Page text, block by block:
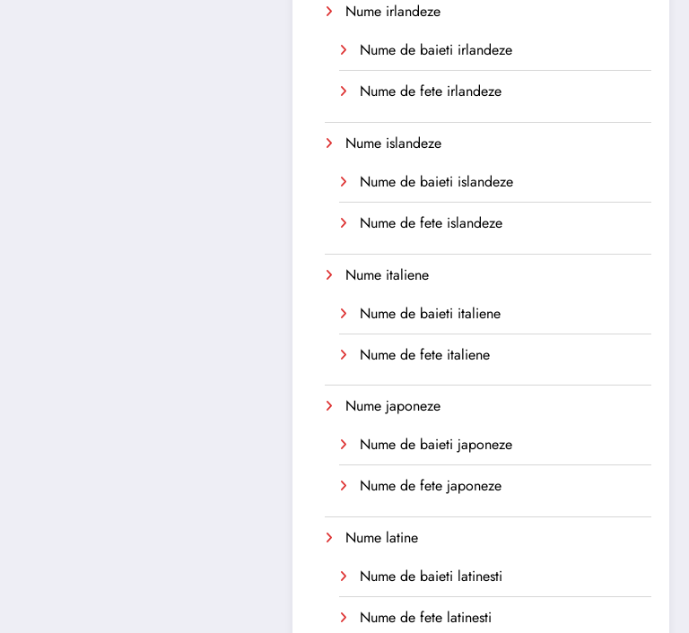
Nume irlandeze
Nume de baieti irlandeze
Nume de fete irlandeze
Nume islandeze
Nume de baieti islandeze
Nume de fete islandeze
Nume italiene
Nume de baieti italiene
Nume de fete italiene
Nume japoneze
Nume de baieti japoneze
Nume de fete japoneze
Nume latine
Nume de baieti latinesti
Nume de fete latinesti